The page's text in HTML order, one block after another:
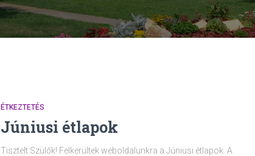
ÉTKEZTETÉS
Júniusi étlapok
Tisztelt Szülők! Felkerültek weboldalunkra a Júniusi étlapok. A